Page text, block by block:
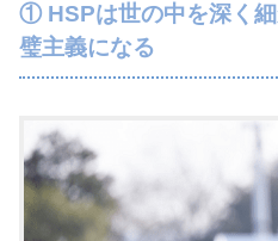
① HSPは世の中を深く
璧主義になる